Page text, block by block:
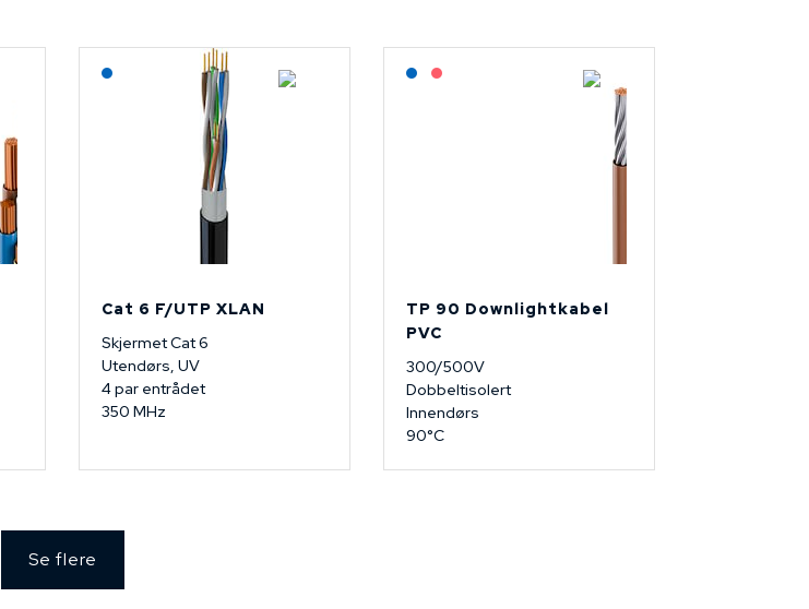
Lagerført: NEK Kabel
Cat 6 F/UTP XLAN
Skjermet Cat 6
Utendørs, UV
4 par entrådet
350 MHz
Lagerført: NEK Kabel
TP 90 Downlightkabel
PVC
300/500V
Dobbeltisolert
Innendørs
90°C
Se flere